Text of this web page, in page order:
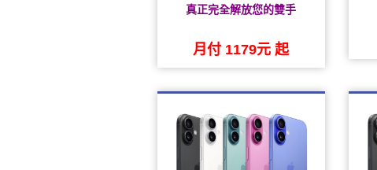
真正完全解放您的雙手
月付 1179元 起